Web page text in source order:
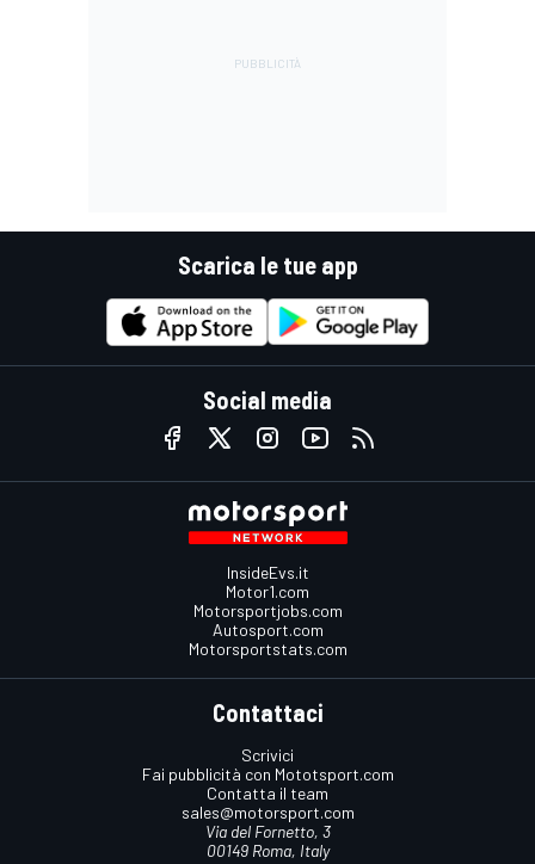
Scarica le tue app
Social media
InsideEvs.it
Motor1.com
Motorsportjobs.com
Autosport.com
Motorsportstats.com
Contattaci
Scrivici
Fai pubblicità con Mototsport.com
Contatta il team
sales@motorsport.com
Via del Fornetto, 3
00149 Roma, Italy